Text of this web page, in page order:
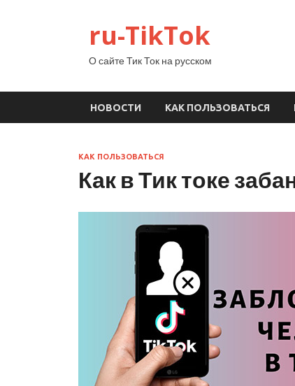
ru-TikTok
О сайте Тик Ток на русском
НОВОСТИ КАК ПОЛЬЗОВАТЬСЯ
КАК ПОЛЬЗОВАТЬСЯ
Как в Тик токе